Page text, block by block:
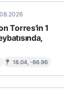
Torres'in 1
18.04, -66.96